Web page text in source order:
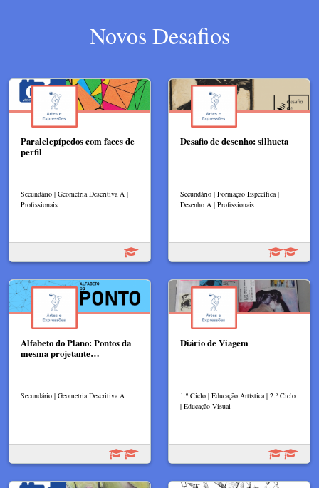
Novos Desafios
Paralelepípedos com faces de
perfil
Secundário | Geometria Descritiva A |
Profissionais
Desafio de desenho: silhueta
Secundário | Formação Específica |
Desenho A | Profissionais
Alfabeto do Plano: Pontos da
mesma projetante…
Secundário | Geometria Descritiva A
Diário de Viagem
1.º Ciclo | Educação Artística | 2.º Ciclo
| Educação Visual